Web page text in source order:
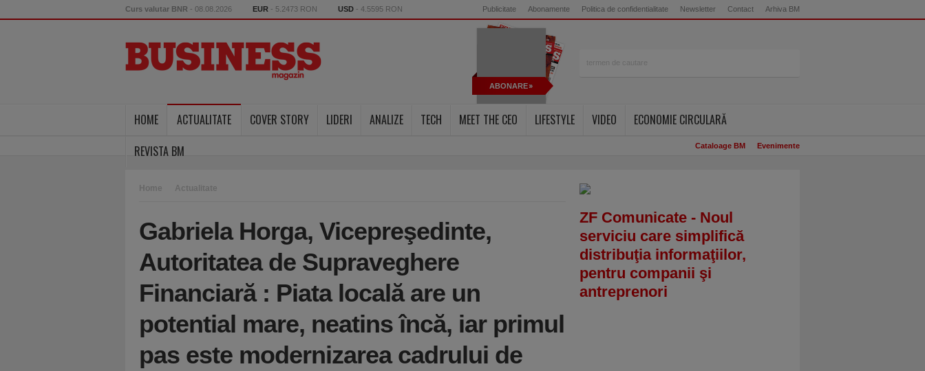
Curs valutar BNR - 08.08.2026 EUR - 5.2473 RON USD - 4.5595 RON Publicitate Abonamente Politica de confidentialitate Newsletter Contact Arhiva BM
ABONARE
HOME ACTUALITATE COVER STORY LIDERI ANALIZE TECH MEET THE CEO LIFESTYLE VIDEO
ECONOMIE CIRCULARĂ
REVISTA BM
Cataloage BM Evenimente
Home Actualitate
Gabriela Horga, Vicepreşedinte,
Autoritatea de Supraveghere
Financiară : Piata locală are un
potential mare, neatins încă, iar primul
pas este modernizarea cadrului de
ZF Comunicate - Noul
serviciu care simplifică
distribuţia informaţiilor,
pentru companii şi
antreprenori